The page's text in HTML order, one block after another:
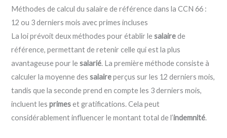
Méthodes de calcul du salaire de référence dans la CCN 66 :
12 ou 3 derniers mois avec primes incluses
La loi prévoit deux méthodes pour établir lesalairede
référence, permettant de retenir celle qui est la plus
avantageuse pour lesalarié. La première méthode consiste à
calculer la moyenne dessalaireperçus sur les 12 derniers mois,
tandis que la seconde prend en compte les 3 derniers mois,
incluent lesprimeset gratifications. Cela peut
considérablement influencer le montant total de l’indemnité.